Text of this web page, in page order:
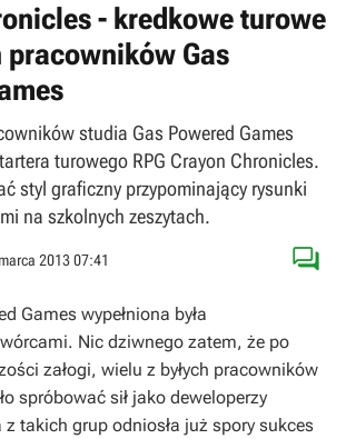
- kredkowe turowe
pracowników Gas
studia Gas Powered Games
turowego RPG Crayon Chronicles.
styl graficzny przypominający rysunki
na szkolnych zeszytach.
2013 07:41 
Games wypełniona była
Nic dziwnego zatem, że po
załogi, wielu z byłych pracowników
spróbować sił jako deweloperzy
takich grup odniosła już spory sukces